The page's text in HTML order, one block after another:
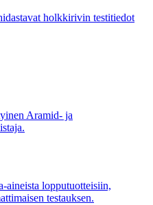
holkkirivin testitiedot
Aramid- ja
aineista lopputuotteisiin,
testauksen.